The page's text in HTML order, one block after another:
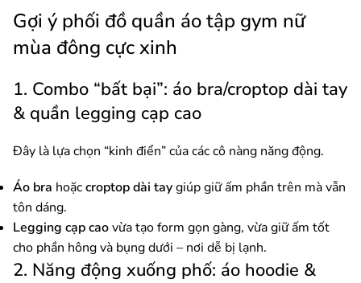
Gợi ý phối đồ quần áo tập gym nữ
mùa đông cực xinh
1. Combo “bất bại”: áo bra/croptop dài tay
& quần legging cạp cao
Đây là lựa chọn “kinh điển” của các cô nàng năng động.
Áo bra hoặccroptop dài taygiúp giữ ấm phần trên mà vẫn
tôn dáng.
Legging cạp caovừa tạo form gọn gàng, vừa giữ ấm tốt
cho phần hông và bụng dưới – nơi dễ bị lạnh.
2. Năng động xuống phố: áo hoodie &